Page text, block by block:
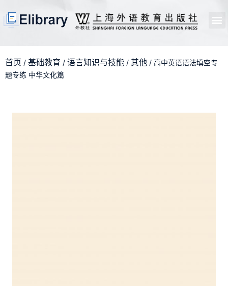
首页 / 基础教育 / 语言知识与技能 / 其他 / 高中英语语法填空专
题专练 中华文化篇